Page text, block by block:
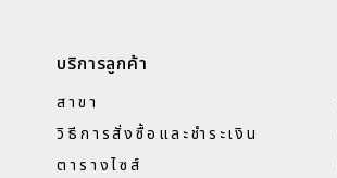
บริการลูกค้า
สาขา
วิธีการสั่งซื้อและชำระเงิน
ตารางไซส์